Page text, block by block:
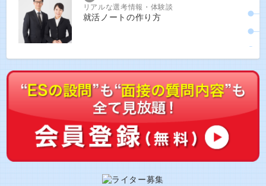
リアルな選考情報・体験談
就活ノートの作り方